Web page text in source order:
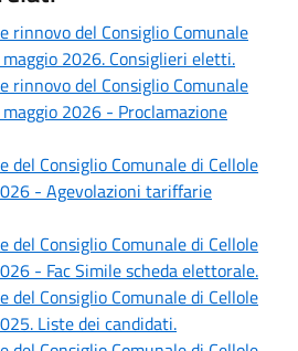
rinnovo del Consiglio Comunale
2026. Consiglieri eletti.
rinnovo del Consiglio Comunale
2026 - Proclamazione
del Consiglio Comunale di Cellole
- Agevolazioni tariffarie
del Consiglio Comunale di Cellole
- Fac Simile scheda elettorale.
del Consiglio Comunale di Cellole
Liste dei candidati.